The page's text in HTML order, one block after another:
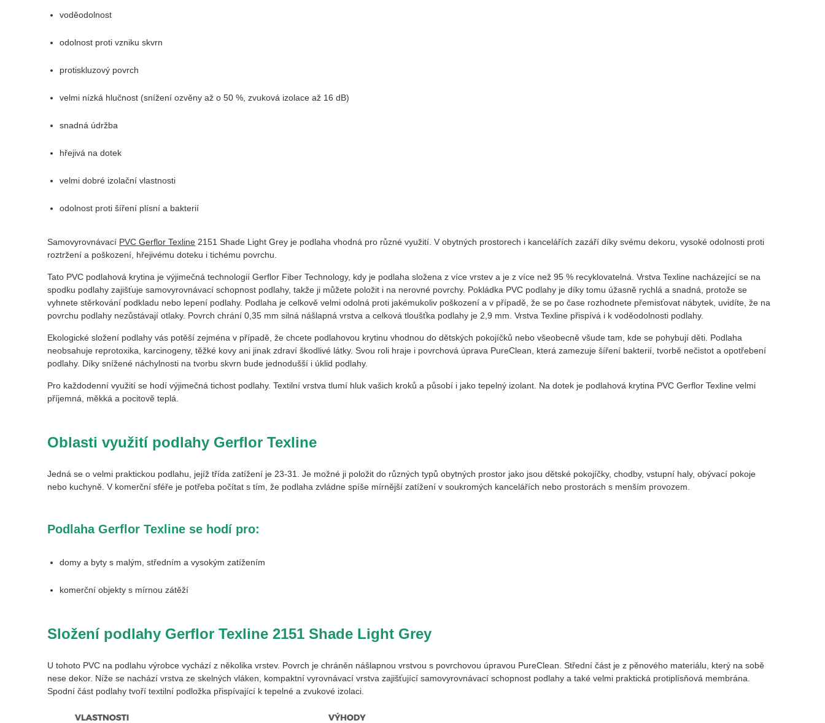
voděodolnost
odolnost proti vzniku skvrn
protiskluzový povrch
velmi nízká hlučnost (snížení ozvěny až o 50 %, zvuková izolace až 16 dB)
snadná údržba
hřejivá na dotek
velmi dobré izolační vlastnosti
odolnost proti šíření plísní a bakterií
Samovyrovnávací PVC Gerflor Texline 2151 Shade Light Grey je podlaha vhodná pro různé využití. V obytných prostorech i kancelářích zazáří díky svému dekoru, vysoké odolnosti proti
roztržení a poškození, hřejivému doteku i tichému povrchu.
Tato PVC podlahová krytina je výjimečná technologií Gerflor Fiber Technology, kdy je podlaha složena z více vrstev a je z více než 95 % recyklovatelná. Vrstva Texline nacházející se na
spodku podlahy zajišťuje samovyrovnávací schopnost podlahy, takže ji můžete položit i na nerovné povrchy. Pokládka PVC podlahy je díky tomu úžasně rychlá a snadná, protože se
vyhnete stěrkování podkladu nebo lepení podlahy. Podlaha je celkově velmi odolná proti jakémukoliv poškození a v případě, že se po čase rozhodnete přemisťovat nábytek, uvidíte, že na
povrchu podlahy nezůstávají otlaky. Povrch chrání 0,35 mm silná nášlapná vrstva a celková tloušťka podlahy je 2,9 mm. Vrstva Texline přispívá i k voděodolnosti podlahy.
Ekologické složení podlahy vás potěší zejména v případě, že chcete podlahovou krytinu vhodnou do dětských pokojíčků nebo všeobecně všude tam, kde se pohybují děti. Podlaha
neobsahuje reprotoxika, karcinogeny, těžké kovy ani jinak zdraví škodlivé látky. Svou roli hraje i povrchová úprava PureClean, která zamezuje šíření bakterií, tvorbě nečistot a opotřebení
podlahy. Díky snížené náchylnosti na tvorbu skvrn bude jednodušší i úklid podlahy.
Pro každodenní využití se hodí výjimečná tichost podlahy. Textilní vrstva tlumí hluk vašich kroků a působí i jako tepelný izolant. Na dotek je podlahová krytina PVC Gerflor Texline velmi
příjemná, měkká a pocitově teplá.
Oblasti využití podlahy Gerflor Texline
Jedná se o velmi praktickou podlahu, jejíž třída zatížení je 23-31. Je možné ji položit do různých typů obytných prostor jako jsou dětské pokojíčky, chodby, vstupní haly, obývací pokoje
nebo kuchyně. V komerční sféře je potřeba počítat s tím, že podlaha zvládne spíše mírnější zatížení v soukromých kancelářích nebo prostorách s menším provozem.
Podlaha Gerflor Texline se hodí pro:
domy a byty s malým, středním a vysokým zatížením
komerční objekty s mírnou zátěží
Složení podlahy Gerflor Texline2151 Shade Light Grey
U tohoto PVC na podlahu výrobce vychází z několika vrstev. Povrch je chráněn nášlapnou vrstvou s povrchovou úpravou PureClean. Střední část je z pěnového materiálu, který na sobě
nese dekor. Níže se nachází vrstva ze skelných vláken, kompaktní vyrovnávací vrstva zajišťující samovyrovnávací schopnost podlahy a také velmi praktická protiplísňová membrána.
Spodní část podlahy tvoří textilní podložka přispívající k tepelné a zvukové izolaci.